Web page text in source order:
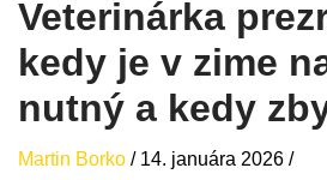
Veterinárka
kedy je v zime
nutný a kedy
Martin Borko / 14. januára 2026 /